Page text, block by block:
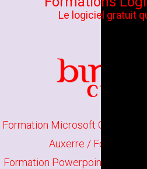
Le logiciel gratuit
Formation Microsoft Office à
Auxerre / Formation
Formation Powerpoint à Auxerre